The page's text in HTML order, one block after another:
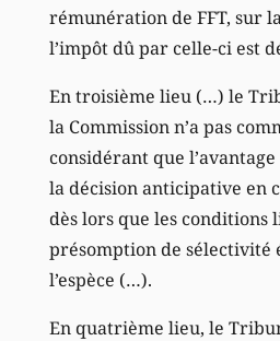
rémunération de FFT, sur
l’impôt dû par celle-ci est
En troisième lieu (…) le
la Commission n’a pas
considérant que
la décision anticipative en
dès lors que les conditions
présomption de sélectivité
l’espèce (…).
En quatrième lieu, le